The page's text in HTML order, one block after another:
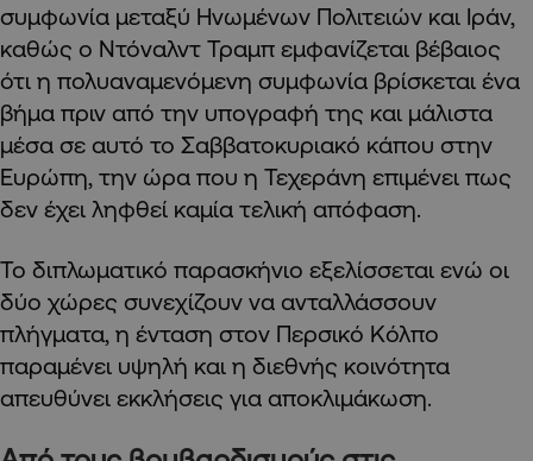
συμφωνία μεταξύ Ηνωμένων Πολιτειών και Ιράν,
καθώς ο Ντόναλντ Τραμπ εμφανίζεται βέβαιος
ότι η πολυαναμενόμενη συμφωνία βρίσκεται ένα
βήμα πριν από την υπογραφή της και μάλιστα
μέσα σε αυτό το Σαββατοκυριακό κάπου στην
Ευρώπη, την ώρα που η Τεχεράνη επιμένει πως
δεν έχει ληφθεί καμία τελική απόφαση.
Το διπλωματικό παρασκήνιο εξελίσσεται ενώ οι
δύο χώρες συνεχίζουν να ανταλλάσσουν
πλήγματα, η ένταση στον Περσικό Κόλπο
παραμένει υψηλή και η διεθνής κοινότητα
απευθύνει εκκλήσεις για αποκλιμάκωση.